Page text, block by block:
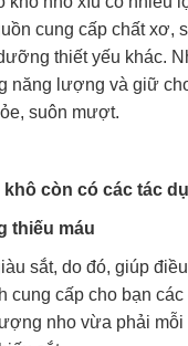
cung cấp chất xơ,
thiết yếu khác.
năng lượng và giữ
suôn mượt.
khô còn có các tác
thiếu máu
sắt, do đó, giúp
cung cấp cho bạn
nho vừa phải mỗi